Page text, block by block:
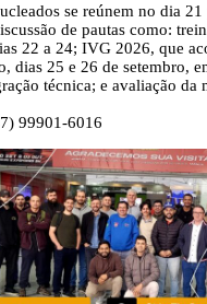
se reúnem no dia 21
de pautas como:
22 a 24; IVG 2026, que
dias 25 e 26 de setembro,
técnica; e avaliação da
99901-6016